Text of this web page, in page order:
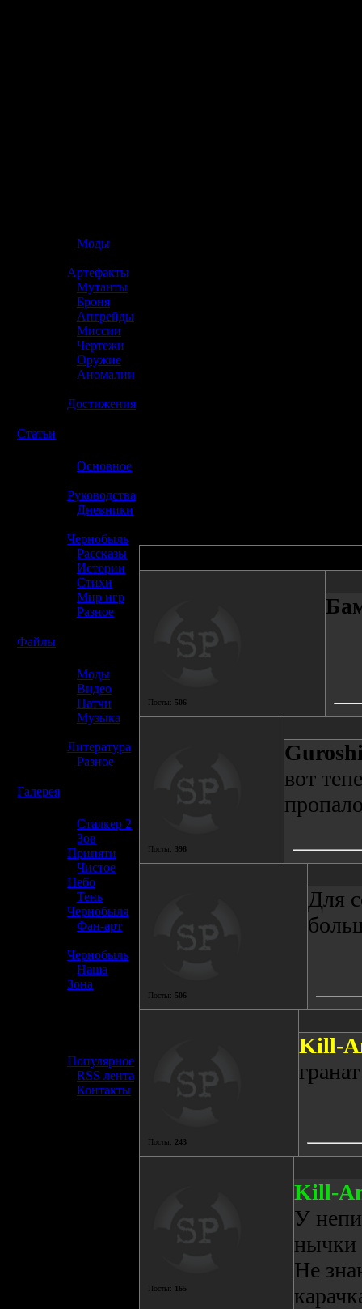
Моды
Артефакты
Мутанты
Броня
Апгрейды
Миссии
Чертежи
Оружие
Аномалии
Достижения
Статьи
Основное
Руководства
Дневники
Чернобыль
Рассказы
Истории
Стихи
Мир игр
Разное
Файлы
Моды
Видео
Патчи
Музыка
Литература
Разное
Галерея
Сталкер 2
Зов
Припяти
Чистое
Небо
Тень
Чернобыля
Фан-арт
Чернобыль
Наша
Зона
Популярное
RSS лента
Контакты
Посты: 506
Посты: 398
вот
Посты: 506
Для
Посты: 243
Kill-
Посты: 165
Kill-
У
нычки
Не